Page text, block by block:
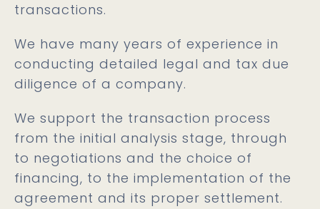
transactions.
We have many years of experience in
conducting detailed legal and tax due
diligence of a company.
We support the transaction process
from the initial analysis stage, through
to negotiations and the choice of
financing, to the implementation of the
agreement and its proper settlement.